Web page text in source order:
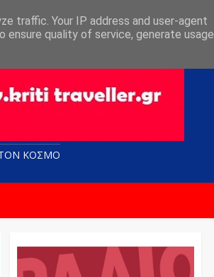
KOΣΜΟ
traffic. Your IP address and user-agent
ensure quality of service, generate usage